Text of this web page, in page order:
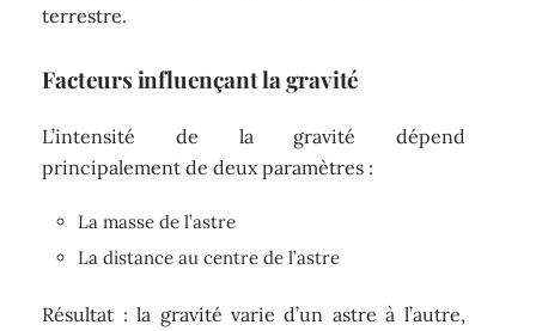
terrestre.
Facteurs influençant la gravité
L’intensité de la gravité dépend
principalement de deux paramètres :
La masse de l’astre
La distance au centre de l’astre
Résultat : la gravité varie d’un astre à l’autre,